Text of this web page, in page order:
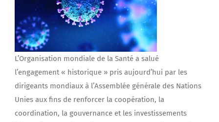
L’Organisation mondiale de la Santé a salué
l’engagement « historique » pris aujourd’hui par les
dirigeants mondiaux à l’Assemblée générale des Nations
Unies aux fins de renforcer la coopération, la
coordination, la gouvernance et les investissements